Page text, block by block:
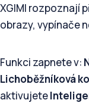
XGIMI rozpoznají
obrazy, vypínače
Funkci zapnete v:
Lichoběžníková
aktivujete